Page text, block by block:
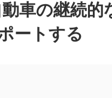
車の継続的
ートする